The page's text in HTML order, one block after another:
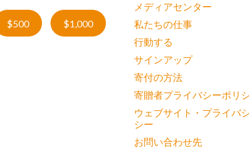
$500 $1,000
メディアセンター
私たちの仕事
行動する
サインアップ
寄付の方法
寄贈者プライバシーポリ
ウェブサイト・プライバ
シー
お問い合わせ先